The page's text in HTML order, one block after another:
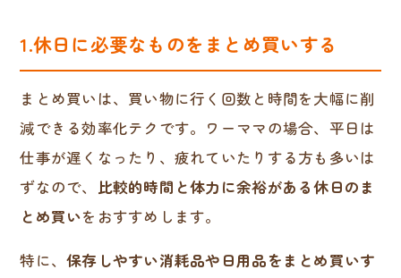
1.休日に必要なものをまとめ買いする
まとめ買いは、買い物に行く回数と時間を大幅に削
減できる効率化テクです。ワーママの場合、平日は
仕事が遅くなったり、疲れていたりする方も多いは
ずなので、 比較的時間と体力に余裕がある休日のま
とめ買いをおすすめします。
特に、保存しやすい消耗品や日用品をまとめ買いす